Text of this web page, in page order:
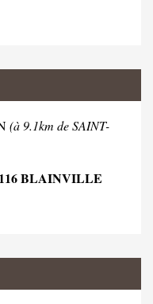
(à 9.1km de SAINT-
BLAINVILLE